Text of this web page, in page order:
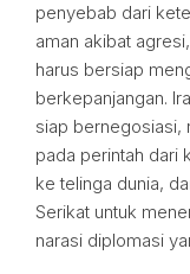
penyebab dari
aman akibat
harus bersiap
berkepanjangan.
siap bernegosiasi,
pada perintah dari
ke telinga dunia,
Serikat untuk
narasi diplomasi